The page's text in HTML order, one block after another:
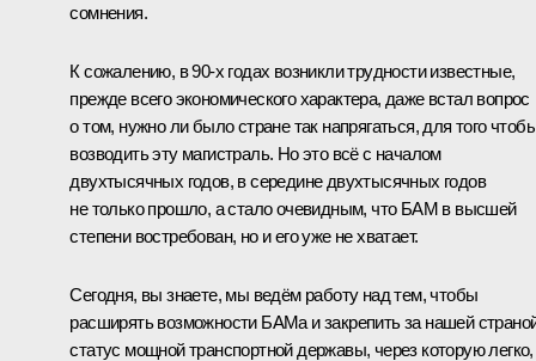
сомнения.
К сожалению, в 90-х годах возникли трудности известные,
прежде всего экономического характера, даже встал вопрос
о том, нужно ли было стране так напрягаться, для того
возводить эту магистраль. Но это всё с началом
двухтысячных годов, в середине двухтысячных годов
не только прошло, а стало очевидным, что БАМ в высшей
степени востребован, но и его уже не хватает.
Сегодня, вы знаете, мы ведём работу над тем, чтобы
расширять возможности БАМа и закрепить за нашей
статус мощной транспортной державы, через которую легко,